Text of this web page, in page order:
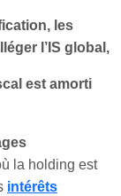
les
l’IS global,
est amorti
la holding est
intérêts